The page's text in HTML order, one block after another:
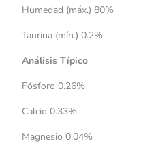
Humedad (máx.) 80%
Taurina (mín.) 0.2%
Análisis Típico
Fósforo 0.26%
Calcio 0.33%
Magnesio 0.04%